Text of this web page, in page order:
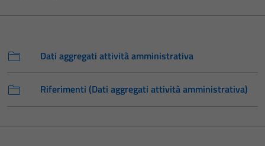
Dati aggregati attività amministrativa
Riferimenti (Dati aggregati attività amministrativa)